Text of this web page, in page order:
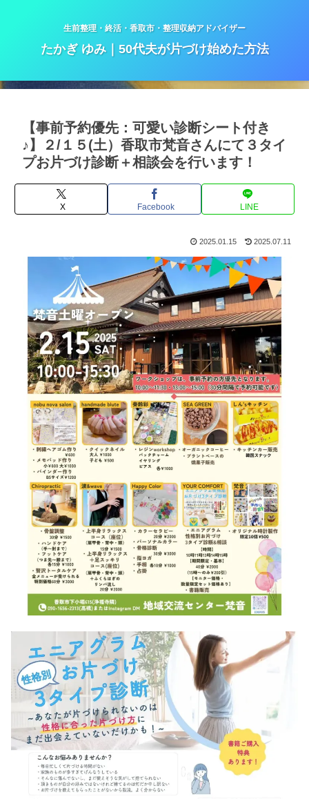
生前整理・終活・香取市・整理収納アドバイザー
たかぎ ゆみ｜50代夫が片づけ始めた方法
【事前予約優先：可愛い診断シート付き
♪】２/１５(土）香取市梵音さんにて３タイ
プお片づけ診断＋相談会を行います！
X Facebook LINE
2025.01.15 2025.07.11